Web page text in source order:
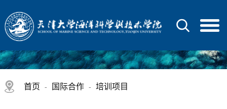
首页 - 国际合作 - 培训项目